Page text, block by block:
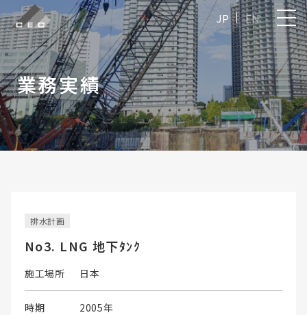
EN
JP
業務実績
排水計画
No3. LNG 地下ﾀﾝｸ
施工場所 日本
時期 2005年